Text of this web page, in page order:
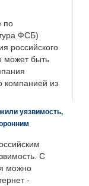
по
ФСБ)
российского
может быть
компанией из
уязвимость,
С
можно
-